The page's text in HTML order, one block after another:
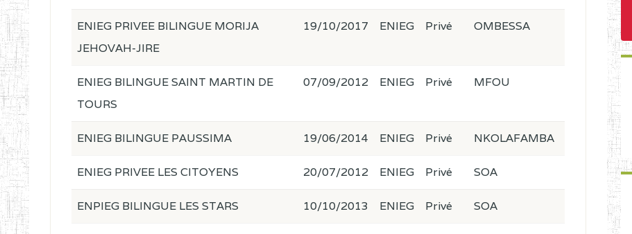
ENIEG PRIVEE BILINGUE MORIJA
JEHOVAH-JIRE
19/10/2017 ENIEG Privé OMBESSA
ENIEG BILINGUE SAINT MARTIN DE
TOURS
07/09/2012 ENIEG Privé MFOU
ENIEG BILINGUE PAUSSIMA 19/06/2014 ENIEG Privé NKOLAFAMBA
ENIEG PRIVEE LES CITOYENS 20/07/2012 ENIEG Privé SOA
ENPIEG BILINGUE LES STARS 10/10/2013 ENIEG Privé SOA